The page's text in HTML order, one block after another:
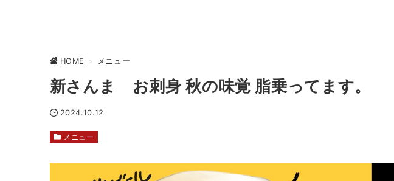
HOME > メニュー
新さんま お刺身 秋の味覚 脂乗ってます。
2024.10.12
メニュー